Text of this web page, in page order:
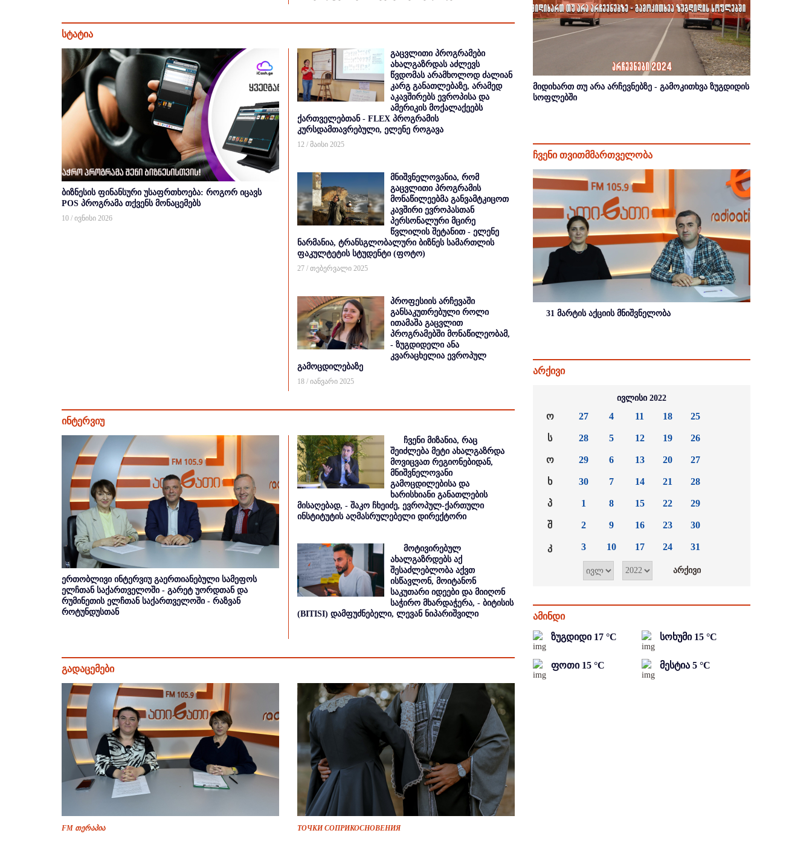
სტატია
ბიზნესის ფინანსური უსაფრთხოება: როგორ იცავს
POS პროგრამა თქვენს მონაცემებს
10 / ივნისი 2026
გაცვლითი პროგრამები
ახალგაზრდას აძლევს
წვდომას არამხოლოდ ძალიან
კარგ განათლებაზე, არამედ
აკავშირებს ევროპისა და
ამერიკის მოქალაქეებს
ქართველებთან - FLEX პროგრამის
კურსდამთავრებული, ელენე როგავა
12 / მაისი 2025
მნიშვნელოვანია, რომ
გაცვლითი პროგრამის
მონაწილეებმა განვამტკიცოთ
კავშირი ევროპასთან
პერსონალური მცირე
წვლილის შეტანით - ელენე
ნარმანია, ტრანსგლობალური ბიზნეს სამართლის
ფაკულტეტის სტუდენტი (ფოტო)
27 / თებერვალი 2025
პროფესიის არჩევაში
განსაკუთრებული როლი
ითამაშა გაცვლით
პროგრამებში მონაწილეობამ,
- ზუგდიდელი ანა
კვარაცხელია ევროპულ
გამოცდილებაზე
18 / იანვარი 2025
ინტერვიუ
ერთობლივი ინტერვიუ გაერთიანებული სამეფოს
ელჩთან საქართველოში - გარეტ უორდთან და
რუმინეთის ელჩთან საქართველოში - რაზვან
როტუნდუსთან
ჩვენი მიზანია, რაც
შეიძლება მეტი ახალგაზრდა
მოვიცვათ რეგიონებიდან,
მნიშვნელოვანი
გამოცდილებისა და
ხარისხიანი განათლების
მისაღებად, - შაკო ჩხეიძე, ევროპულ-ქართული
ინსტიტუტის აღმასრულებელი დირექტორი
მოტივირებულ
ახალგაზრდებს აქ
შესაძლებლობა აქვთ
ისწავლონ, მოიტანონ
საკუთარი იდეები და მიიღონ
საჭირო მხარდაჭერა, - ბიტისის
(BITISI) დამფუძნებელი, ლევან ნიპარიშვილი
გადაცემები
FM თერაპია ТОЧКИ СОПРИКОСНОВЕНИЯ
მიდიხართ თუ არა არჩევნებზე - გამოკითხვა ზუგდიდის
სოფლებში
ჩვენი თვითმმართველობა
31 მარტის აქციის მნიშვნელობა
არქივი
ივლისი 2022
ო
ს
ო
ხ
პ
შ
კ
27
28
29
30
1
2
3
4
5
6
7
8
9
10
11
12
13
14
15
16
17
18
19
20
21
22
23
24
25
26
27
28
29
30
31
ამინდი
ზუგდიდი 17 °C სოხუმი 15 °C
ფოთი 15 °C მესტია 5 °C